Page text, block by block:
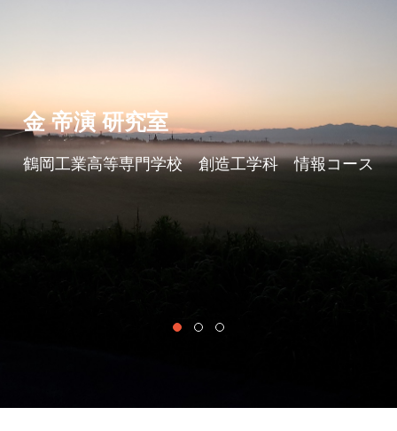
金 帝演 研究室
鶴岡工業高等専門学校 創造工学科 情報コース
る研究
農業分野における環境情報モニタリングに関する研
究
Learn More 発表論文
要素技術
位置特定、HMI(Human Machine Interface)、セン
シング